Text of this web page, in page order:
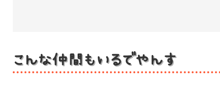
こんな仲間もいるでやんす